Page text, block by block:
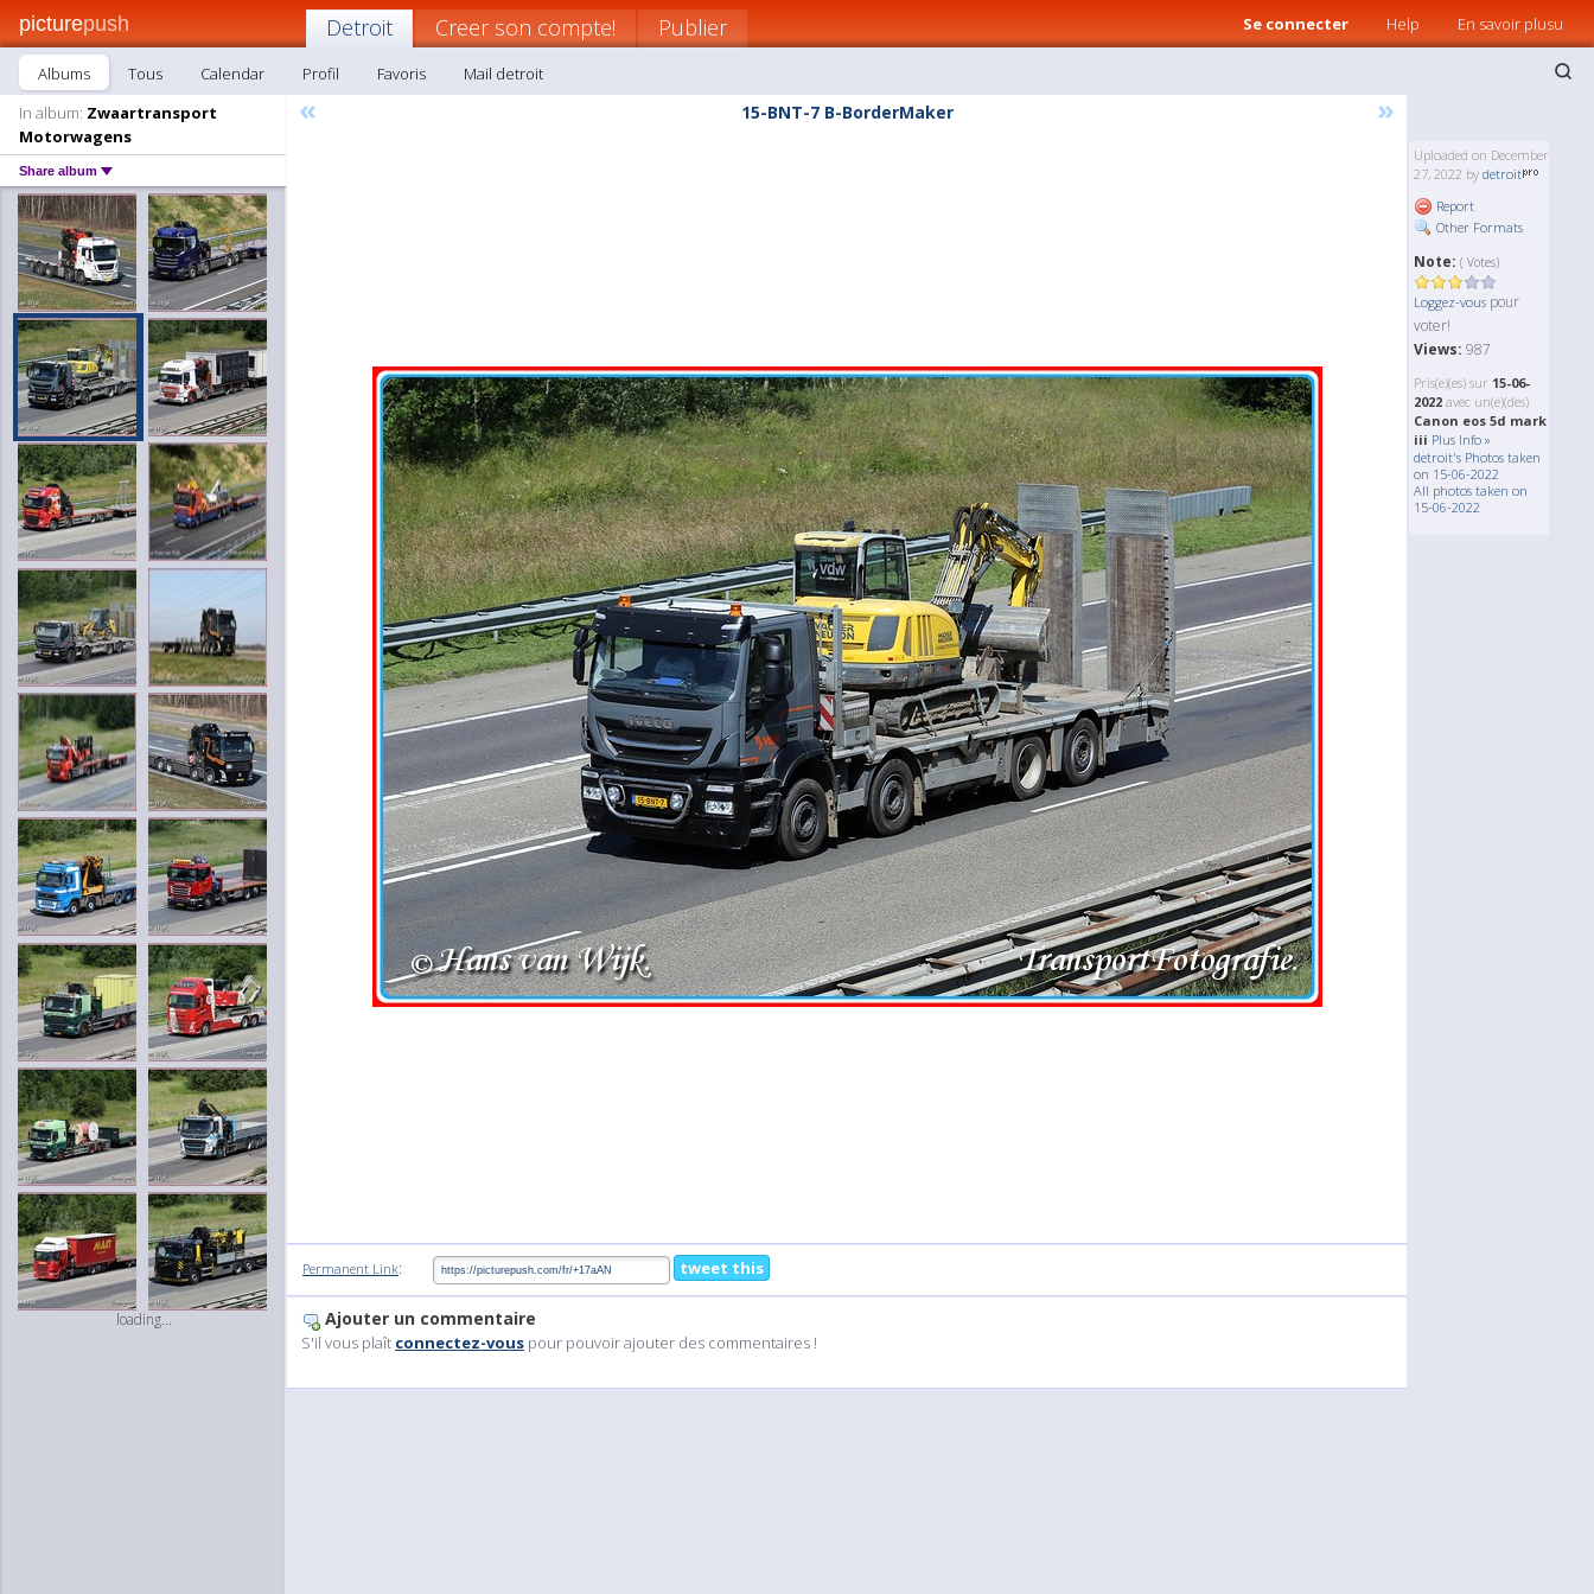
picturepush Se connecter Help En savoir plusu
Detroit Creer son compte! Publier
Albums Tous Calendar Profil Favoris
Mail detroit
In album: Zwaartransport
Motorwagens
Share album
loading...
« 15-BNT-7 B-BorderMaker »
Uploaded on December
27, 2022 by detroit
Report
Other Formats
Note: ( Votes)
Loggez-vous pour
voter!
Views: 987
Pris(e)(es) sur 15-06-
2022 avec un(e)(des)
Canon eos 5d mark
iii Plus Info »
detroit's Photos taken
on 15-06-2022
All photos taken on
15-06-2022
Permanent Link: tweet this
Ajouter un commentaire
S'il vous plaît connectez-vous pour pouvoir ajouter des commentaires !